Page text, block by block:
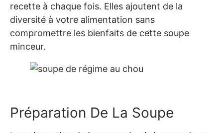
recette à chaque fois. Elles ajoutent de la
diversité à votre alimentation sans
compromettre les bienfaits de cette soupe
minceur.
Préparation De La Soupe